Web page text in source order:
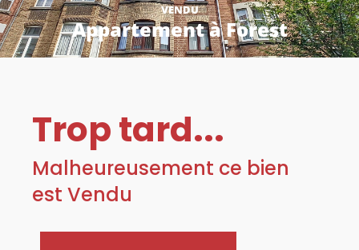
VENDU
AppartementàForest
Trop tard...
Malheureusement ce bien
est Vendu